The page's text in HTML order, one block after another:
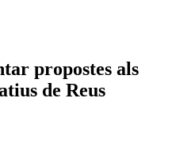
propostes als
de Reus